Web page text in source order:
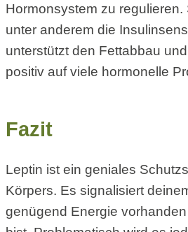
Hormonsystem zu regulieren.
unter anderem die
unterstützt den Fettabbau
positiv auf viele hormonelle
Fazit
Leptin ist ein geniales
Körpers. Es signalisiert
genügend Energie